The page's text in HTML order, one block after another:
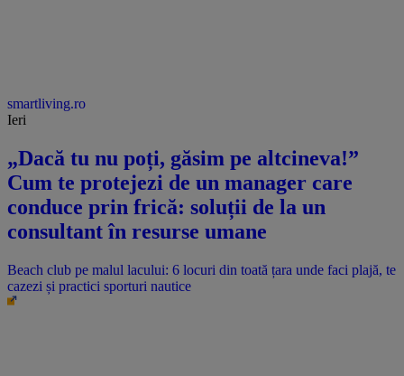
smartliving.ro
Ieri
„Dacă tu nu poți, găsim pe altcineva!”
Cum te protejezi de un manager care
conduce prin frică: soluții de la un
consultant în resurse umane
Beach club pe malul lacului: 6 locuri din toată țara unde faci plajă, te
cazezi și practici sporturi nautice